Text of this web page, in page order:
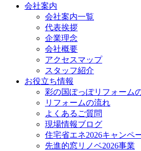
会社案内
会社案内一覧
代表挨拶
企業理念
会社概要
アクセスマップ
スタッフ紹介
お役立ち情報
彩の国ぽっぽリフォーム
リフォームの流れ
よくあるご質問
現場情報ブログ
住宅省エネ2026キャンペ
先進的窓リノベ2026事業